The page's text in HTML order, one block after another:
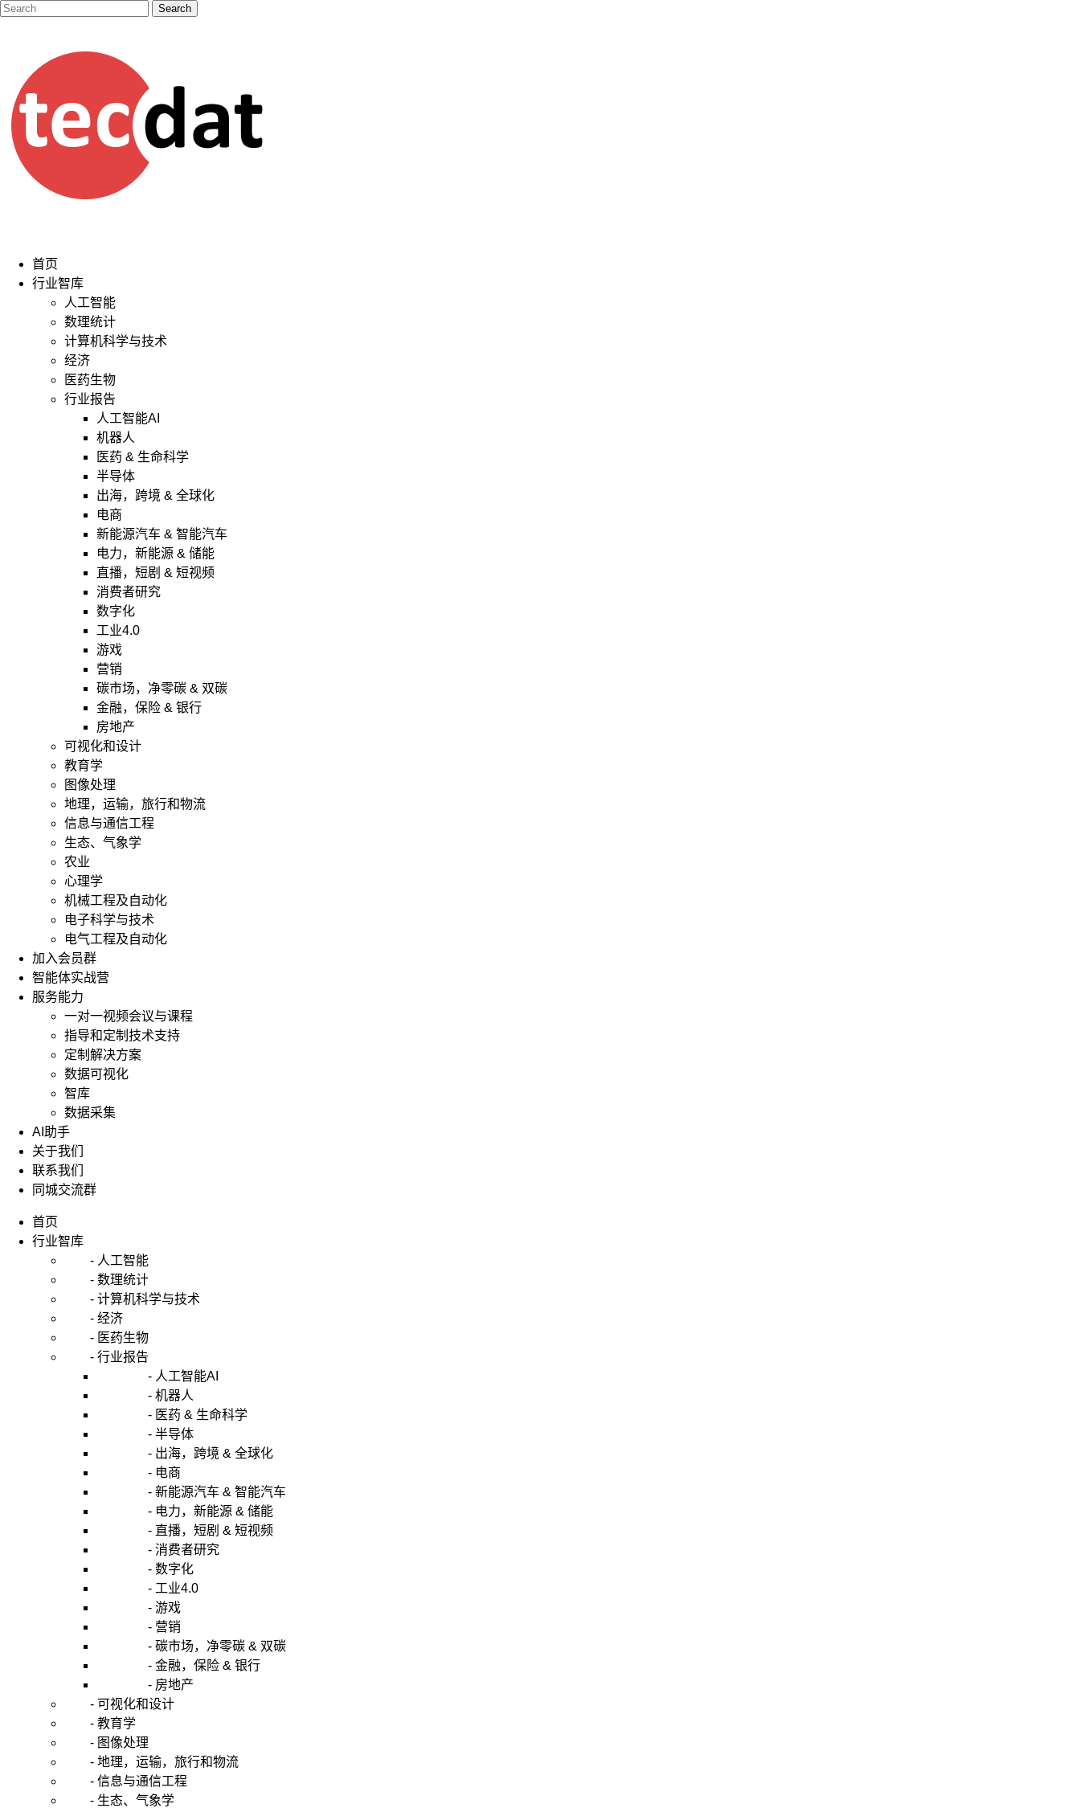
首页
行业智库
人工智能
数理统计
计算机科学与技术
经济
医药生物
行业报告
人工智能AI
机器人
医药 & 生命科学
半导体
出海，跨境 & 全球化
电商
新能源汽车 & 智能汽车
电力，新能源 & 储能
直播，短剧 & 短视频
消费者研究
数字化
工业4.0
游戏
营销
碳市场，净零碳 & 双碳
金融，保险 & 银行
房地产
可视化和设计
教育学
图像处理
地理，运输，旅行和物流
信息与通信工程
生态、气象学
农业
心理学
机械工程及自动化
电子科学与技术
电气工程及自动化
加入会员群
智能体实战营
服务能力
一对一视频会议与课程
指导和定制技术支持
定制解决方案
数据可视化
智库
数据采集
AI助手
关于我们
联系我们
同城交流群
首页
行业智库
- 人工智能
- 数理统计
- 计算机科学与技术
- 经济
- 医药生物
- 行业报告
- 人工智能AI
- 机器人
- 医药 & 生命科学
- 半导体
- 出海，跨境 & 全球化
- 电商
- 新能源汽车 & 智能汽车
- 电力，新能源 & 储能
- 直播，短剧 & 短视频
- 消费者研究
- 数字化
- 工业4.0
- 游戏
- 营销
- 碳市场，净零碳 & 双碳
- 金融，保险 & 银行
- 房地产
- 可视化和设计
- 教育学
- 图像处理
- 地理，运输，旅行和物流
- 信息与通信工程
- 生态、气象学